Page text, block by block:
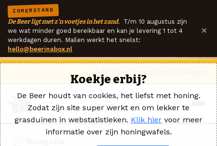
ZOMERSTAND
De Beer ligt met z'n voetjes in het zand. T/m 10 augustus zijn
we wat minder goed bereikbaar en kan je levering 1 tot 4
werkdagen duren. Mailen werkt het snelst:
hello@beerinabox.nl
×
Koekje erbij?
De Beer houdt van cookies, het liefst met honing.
Zodat zijn site super werkt en om lekker te
grasduinen in webstatistieken. Klik hier voor meer
informatie over zijn honingwafels.